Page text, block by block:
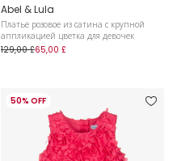
Abel & Lula
Платье розовое из сатина с крупной
аппликацией цветка для девочек
129,00 £65,00 £
50% OFF